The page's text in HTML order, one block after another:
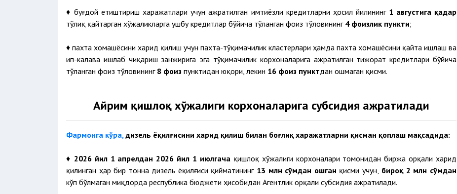
♦ буғдой етиштириш харажатлари учун ажратилган имтиёзли кредитларни ҳосил йилининг1 августига қадар
тўлиқ қайтарган хўжаликларга ушбу кредитлар бўйича тўланган фоиз тўловининг 4 фоизлик пункти;
♦ пахта хомашёсини харид қилиш учун пахта-тўқимачилик кластерлари ҳамда пахта хомашёсини қайта ишлаш ва
ип-калава ишлаб чиқариш занжирига эга тўқимачилик корхоналарига ажратилган тижорат кредитлари бўйича
тўланган фоиз тўловининг 8 фоиз пунктидан юқори, лекин 16 фоиз пунктдан ошмаган қисми.
Айрим қишлоқ хўжалиги корхоналарига субсидия ажратилади
Фармонга кўра,дизель ёқилғисини харид қилиш билан боғлиқ харажатларни қисман қоплаш мақсадида:
♦ 2026 йил 1 апрелдан 2026 йил 1 июлгача қишлоқ хўжалиги корхоналари томонидан биржа орқали харид
қилинган ҳар бир тонна дизель ёқилғиси қийматининг 13 млн сўмдан ошган қисми учун, бироқ 2 млн сўмдан
кўп бўлмаган миқдорда республика бюджети ҳисобидан Агентлик орқали субсидия ажратилади.